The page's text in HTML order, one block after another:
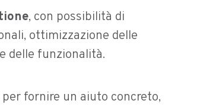
, con possibilità di
ottimizzazione delle
delle funzionalità.
per fornire un aiuto concreto,